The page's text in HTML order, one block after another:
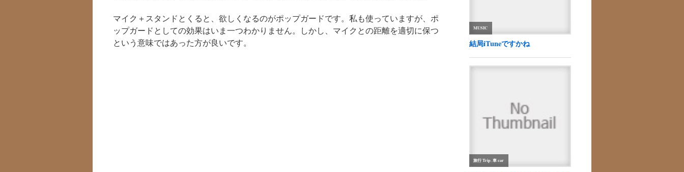
マイク＋スタンドとくると、欲しくなるのがポップガードです。私も使っていますが、ポ
ップガードとしての効果はいま一つわかりません。しかし、マイクとの距離を適切に保つ
という意味ではあった方が良いです。